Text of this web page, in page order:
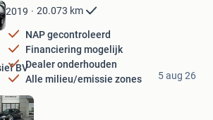
2019 20.073 km
NAP gecontroleerd
Financiering mogelijk
Dealer onderhouden
Alle milieu/emissie zones
BV
5 aug 26